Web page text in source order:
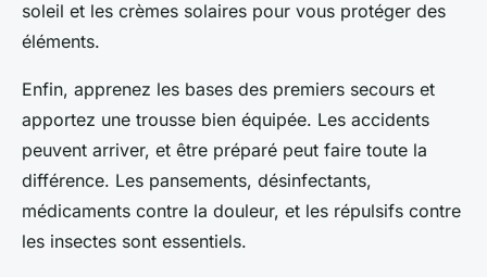
soleil et les crèmes solaires pour vous protéger des
éléments.
Enfin, apprenez les bases des premiers secours et
apportez une trousse bien équipée. Les accidents
peuvent arriver, et être préparé peut faire toute la
différence. Les pansements, désinfectants,
médicaments contre la douleur, et les répulsifs contre
les insectes sont essentiels.